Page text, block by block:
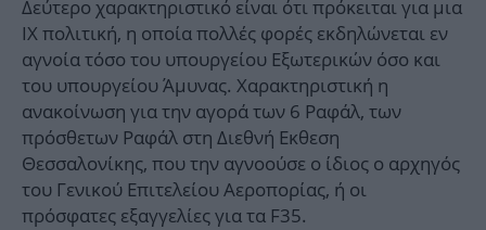
Δεύτερο χαρακτηριστικό είναι ότι πρόκειται για μια
ΙΧ πολιτική, η οποία πολλές φορές εκδηλώνεται εν
αγνοία τόσο του υπουργείου Εξωτερικών όσο και
του υπουργείου Άμυνας. Χαρακτηριστική η
ανακοίνωση για την αγορά των 6 Ραφάλ, των
πρόσθετων Ραφάλ στη Διεθνή Εκθεση
Θεσσαλονίκης, που την αγνοούσε ο ίδιος ο αρχηγός
του Γενικού Επιτελείου Αεροπορίας, ή οι
πρόσφατες εξαγγελίες για τα F35.